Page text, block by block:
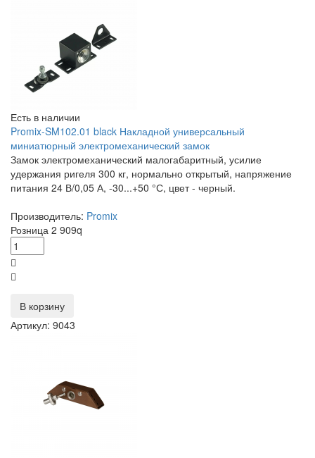
Есть в наличии
Promix-SM102.01 black Накладной универсальный
миниатюрный электромеханический замок
Замок электромеханический малогабаритный, усилие
удержания ригеля 300 кг, нормально открытый, напряжение
питания 24 В/0,05 А, -30...+50 °С, цвет - черный.
Производитель: Promix
Розница 2 909q
В корзину
Артикул: 9043